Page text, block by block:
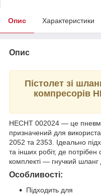
Опис Характеристики
Опис
Пістолет зі
компресорів
HECHT 002024 — це
призначений для
2052 та 2353. Ідеально
та інших робіт, де
комплекті — гнучкий
Особливості:
Підходить для